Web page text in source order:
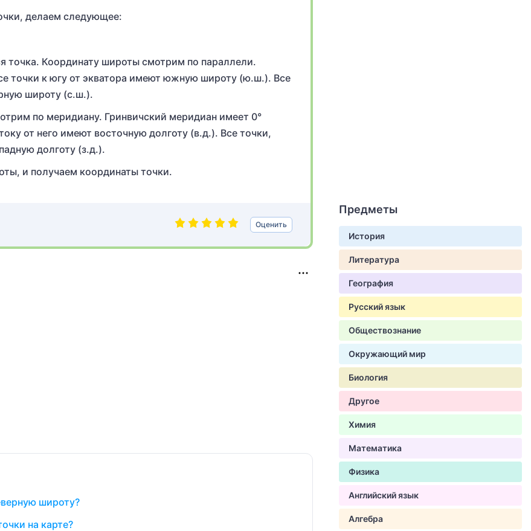
делаем следующее:
точка. Координату широты смотрим по параллели.
точки к югу от экватора имеют южную широту (ю.ш.). Все
широту (с.ш.).
по меридиану. Гринвичский меридиан имеет 0°
от него имеют восточную долготу (в.д.). Все точки,
долготу (з.д.).
и получаем координаты точки.
Оценить
широту?
на карте?
Предметы
История
Литература
География
Русский язык
Обществознание
Окружающий мир
Биология
Другое
Химия
Математика
Физика
Английский язык
Алгебра